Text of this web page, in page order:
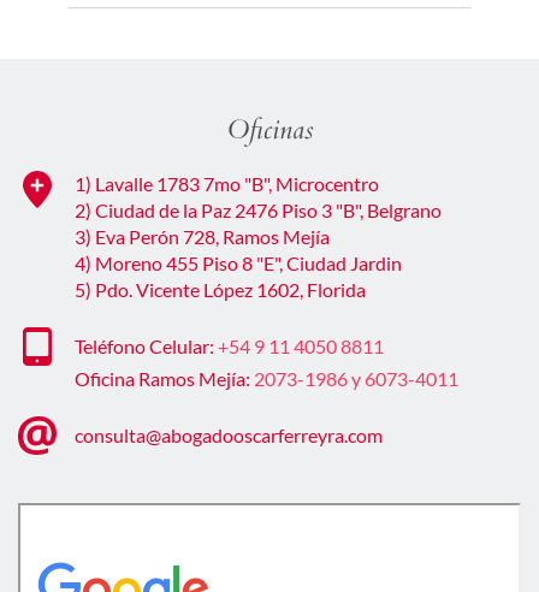
Oficinas
1) Lavalle 1783 7mo "B", Microcentro
2) Ciudad de la Paz 2476 Piso 3 "B", Belgrano
3) Eva Perón 728, Ramos Mejía
4) Moreno 455 Piso 8 "E", Ciudad Jardin
5) Pdo. Vicente López 1602, Florida
Teléfono Celular: +54 9 11 4050 8811
Oficina Ramos Mejía: 2073-1986 y 6073-4011
consulta@abogadooscarferreyra.com